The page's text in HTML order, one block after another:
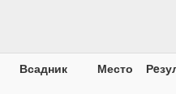
Всадник Место